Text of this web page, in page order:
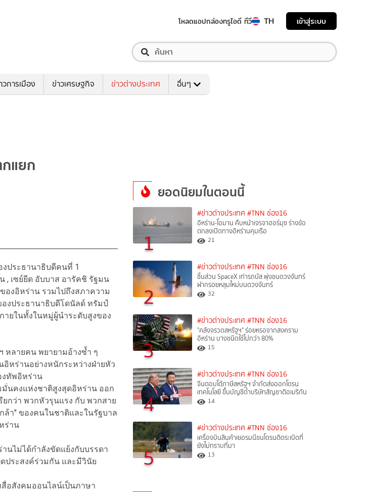
โหลดแอปกล่องทรูไอดี ทีวี TH เข้าสู่ระบบ
วการเมือง ข่าวเศรษฐกิจ ข่าวต่างประเทศ อื่นๆ
แยก
งประธานาธิบดีคนที่ 1
, เซย์ยีด อับบาส อารัคชิ รัฐมน
องอิหร่าน รวมไปถึงสภาความ
งประธานาธิบดีโดนัลด์ ทรัมป์
ยในทั้งในหมู่ผู้นำระดับสูงของ
หลายคน พยายามอ้างซ้ำ ๆ
หร่านอย่างหนักระหว่างฝ่ายหัว
งทัพอิหร่าน
มั่นคงแห่งชาติสูงสุดอิหร่าน ออก
กว่า พวกหัวรุนแรง กับ พวกสาย
า" ของคนในชาติและในรัฐบาล
ร่าน
นไม่ได้กำลังขัดแย้งกับบรรดา
ประสงค์ร่วมกัน และมีวินัย
อสังคมออนไลน์เป็นภาษา
ยอดนิยมในตอนนี้
1
#ข่าวต่างประเทศ #TNN ช่อง16
อิหร่าน-โอมาน คืบหน้าเจรจาฮอร์มุซ ร่างข้อ
ตกลงเปิดทางอิหร่านคุมเรือ
21
2
#ข่าวต่างประเทศ #TNN ช่อง16
ชิ้นส่วน SpaceX เท่ารถบัส พุ่งชนดวงจันทร์
ฝากรอยหลุมใหม่บนดวงจันทร์
32
3
#ข่าวต่างประเทศ #TNN ช่อง16
"คลังจรวดสหรัฐฯ" ร่อยหรอจากสงคราม
อิหร่าน บางชนิดใช้ไปกว่า 80%
15
4
#ข่าวต่างประเทศ #TNN ช่อง16
จีนตอบโต้ภาษีสหรัฐฯ จำกัดส่งออกโดรน
เทคโนโลยี ขึ้นบัญชีดำบริษัทสัญชาติอเมริกัน
14
5
#ข่าวต่างประเทศ #TNN ช่อง16
เครื่องบินสินค้าเยอรมนีชนโดรนติดระเบิดที่
ยังไม่ทราบที่มา
13